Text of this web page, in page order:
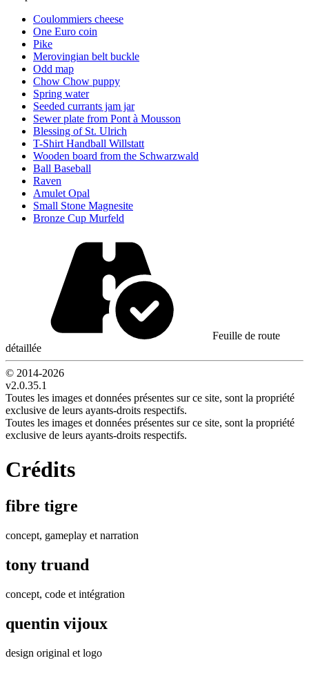
Coulommiers cheese
One Euro coin
Pike
Merovingian belt buckle
Odd map
Chow Chow puppy
Spring water
Seeded currants jam jar
Sewer plate from Pont à Mousson
Blessing of St. Ulrich
T-Shirt Handball Willstatt
Wooden board from the Schwarzwald
Ball Baseball
Raven
Amulet Opal
Small Stone Magnesite
Bronze Cup Murfeld
Feuille de route
détaillée
© 2014-2026
v2.0.35.1
Toutes les images et données présentes sur ce site, sont la propriété
exclusive de leurs ayants-droits respectifs.
Toutes les images et données présentes sur ce site, sont la propriété
exclusive de leurs ayants-droits respectifs.
Crédits
fibre tigre
concept, gameplay et narration
tony truand
concept, code et intégration
quentin vijoux
design original et logo